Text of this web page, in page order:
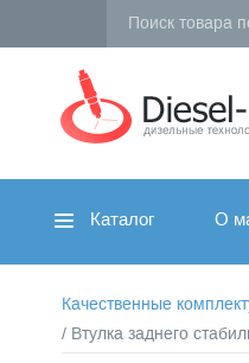
Каталог О
Качественные
/ Втулка заднего